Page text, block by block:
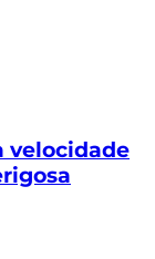
velocidade